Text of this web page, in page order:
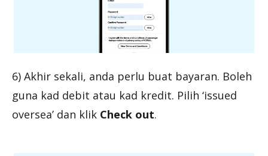
6) Akhir sekali, anda perlu buat bayaran. Boleh
guna kad debit atau kad kredit. Pilih ‘issued
oversea’ dan klik Check out.